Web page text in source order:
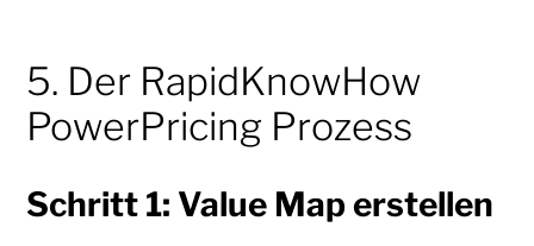
5. Der RapidKnowHow
PowerPricing Prozess
Schritt 1: Value Map erstellen